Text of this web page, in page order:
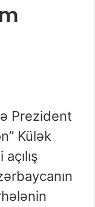
Prezident
Külək